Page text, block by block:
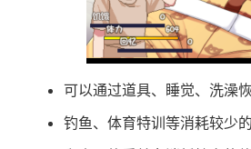
可以通过道具、睡觉、洗澡恢
钓鱼、体育特训等消耗较少的